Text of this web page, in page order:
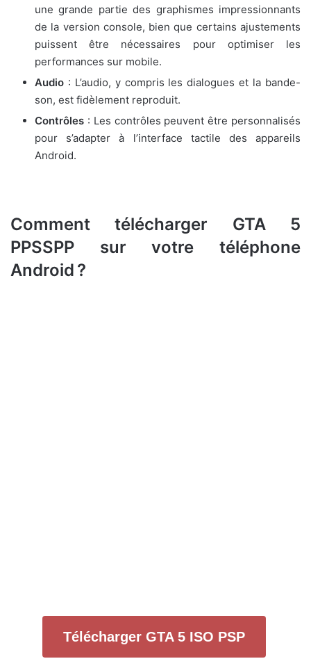
une grande partie des graphismes impressionnants
de la version console, bien que certains ajustements
puissent être nécessaires pour optimiser les
performances sur mobile.
Audio : L’audio, y compris les dialogues et la bande-
son, est fidèlement reproduit.
Contrôles : Les contrôles peuvent être personnalisés
pour s’adapter à l’interface tactile des appareils
Android.
Comment télécharger GTA 5
PPSSPP sur votre téléphone
Android ?
Télécharger GTA 5 ISO PSP